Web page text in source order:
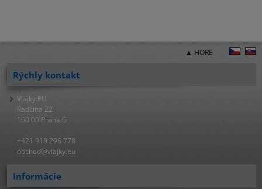
▲ HORE
Rýchly kontakt
Vlajky.EU
Radčina 22
160 00 Praha 6
+421 919 296 778
obchod@vlajky.eu
Informácie